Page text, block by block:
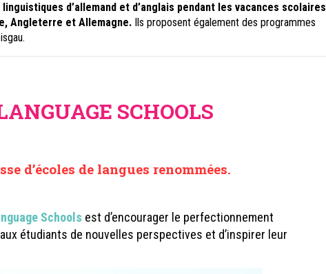
d’allemand et d’anglais pendant les vacances scolaires
Angleterre et Allemagne. Ils proposent également des programmes
SCHOOLS
d’écoles de langues renommées.
Schools est d’encourager le perfectionnement
étudiants de nouvelles perspectives et d’inspirer leur